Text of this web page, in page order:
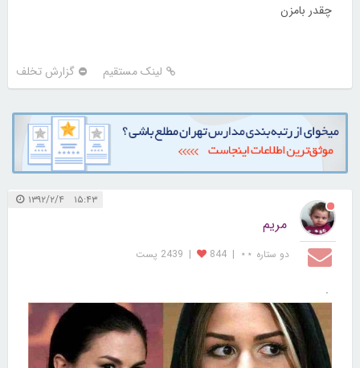
چقدر بامزن
لینک مستقیم گزارش تخلف
۱۵:۴۳ ۱۳۹۲/۲/۴
مریم
دو ستاره ⋆⋆ |
844
| 2439 پست
.